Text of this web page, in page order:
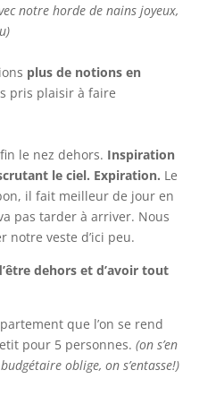
notre horde de nains joyeux,
plus de notions en
pris plaisir à faire
le nez dehors. Inspiration
le ciel. Expiration. Le
il fait meilleur de jour en
pas tarder à arriver. Nous
notre veste d’ici peu.
dehors et d’avoir tout
que l’on se rend
pour 5 personnes. (on s’en
oblige, on s’entasse!)